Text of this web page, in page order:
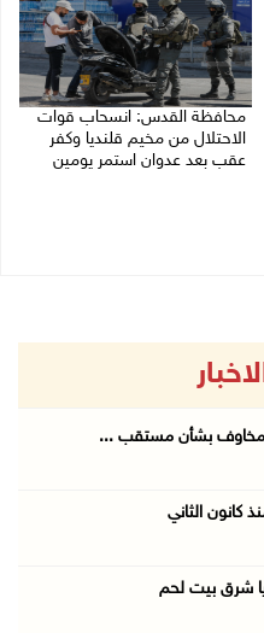
محافظة القدس: انسحاب قوات
الاحتلال من مخيم قلنديا وكفر
عقب بعد عدوان استمر يومين
مخاوف بشأن مستقب ...
كانون الثاني
شرق بيت لحم